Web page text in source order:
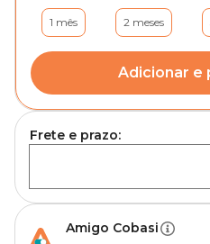
1 mês 2 meses
Adicionar e
Frete e prazo:
Amigo Cobasi